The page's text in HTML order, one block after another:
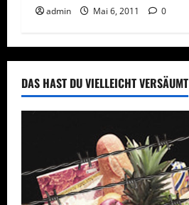
admin Mai 6, 2011 0
DAS HAST DU VIELLEICHT VERSÄUMT